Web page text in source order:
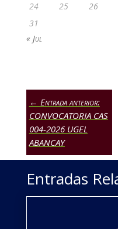
24
25 26
31
« Jul
← Entrada anterior:
CONVOCATORIA CAS
004-2026 UGEL
ABANCAY
Entradas